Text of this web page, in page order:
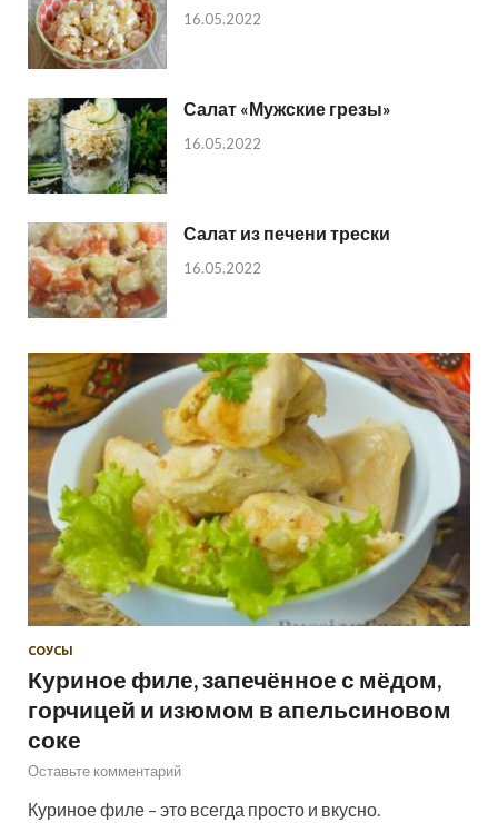
16.05.2022
Салат «Мужские грезы»
16.05.2022
Салат из печени трески
16.05.2022
СОУСЫ
Куриное филе, запечённое с мёдом,
горчицей и изюмом в апельсиновом
соке
Оставьте комментарий
Куриное филе – это всегда просто и вкусно.